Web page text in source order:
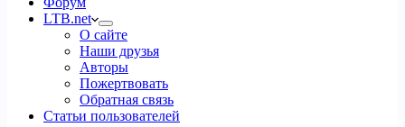
LTB.net
О сайте
Наши друзья
Авторы
Пожертвовать
Обратная связь
Статьи пользователей